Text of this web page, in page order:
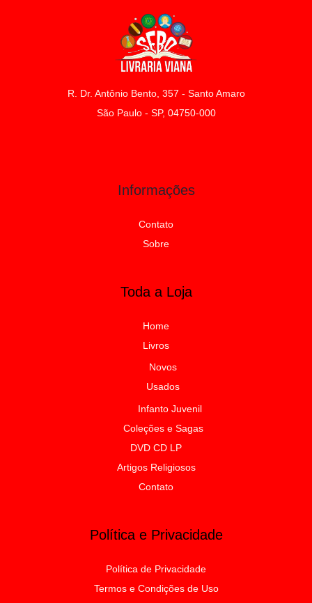
R. Dr. Antônio Bento, 357 - Santo Amaro
São Paulo - SP, 04750-000
Informações
Contato
Sobre
Toda a Loja
Home
Livros
Novos
Usados
Infanto Juvenil
Coleções e Sagas
DVD CD LP
Artigos Religiosos
Contato
Política e Privacidade
Política de Privacidade
Termos e Condições de Uso